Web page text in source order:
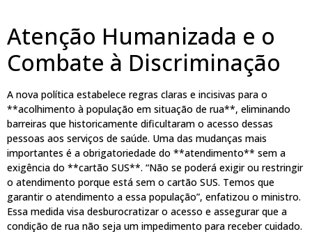
Atenção Humanizada e o
Combate à Discriminação
A nova política estabelece regras claras e incisivas para o
**acolhimento à população em situação de rua**, eliminando
barreiras que historicamente dificultaram o acesso dessas
pessoas aos serviços de saúde. Uma das mudanças mais
importantes é a obrigatoriedade do **atendimento** sem a
exigência do **cartão SUS**. “Não se poderá exigir ou restringir
o atendimento porque está sem o cartão SUS. Temos que
garantir o atendimento a essa população”, enfatizou o ministro.
Essa medida visa desburocratizar o acesso e assegurar que a
condição de rua não seja um impedimento para receber cuidado.